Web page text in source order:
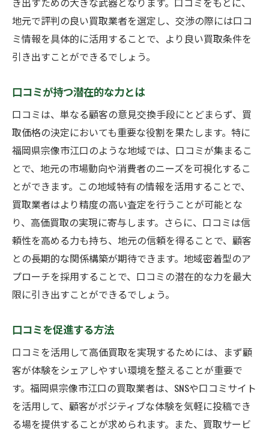
地元で評判の良い買取業者を選定し、交渉の際には口コ
ミ情報を具体的に活用することで、より良い買取条件を
引き出すことができるでしょう。
口コミが持つ潜在的な力とは
口コミは、単なる顧客の意見交換手段にとどまらず、買
取価格の決定においても重要な役割を果たします。特に
福岡県宗像市江口のような地域では、口コミが集まるこ
とで、地元の市場動向や消費者のニーズを可視化するこ
とができます。この地域特有の情報を活用することで、
買取業者はより精度の高い査定を行うことが可能とな
り、高価買取の実現に寄与します。さらに、口コミは信
頼性を高める力も持ち、地元の信頼を得ることで、顧客
との長期的な関係構築が期待できます。地域密着型のア
プローチを採用することで、口コミの潜在的な力を最大
限に引き出すことができるでしょう。
口コミを促進する方法
口コミを活用して高価買取を実現するためには、まず顧
客が体験をシェアしやすい環境を整えることが重要で
す。福岡県宗像市江口の買取業者は、SNSや口コミサイト
を活用して、顧客がポジティブな体験を気軽に投稿でき
る場を提供することが求められます。また、買取サービ